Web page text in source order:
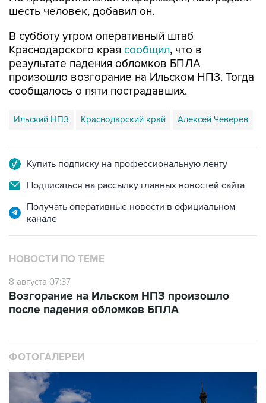
шесть человек, добавил он.
В субботу утром оперативный штаб
Краснодарского края сообщил, что в
результате падения обломков БПЛА
произошло возгорание на Ильском НПЗ. Тогда
сообщалось о пяти пострадавших.
Ильский НПЗ Краснодарский край Алексей Чеверев
Купить подписку на профессиональную ленту
Подписаться на рассылку главных новостей сайта
Получать оперативные новости в официальном
канале
НОВОСТИ ПО ТЕМЕ
8 августа 07:37
Возгорание на Ильском НПЗ произошло
после падения обломков БПЛА
ФОТОГАЛЕРЕИ